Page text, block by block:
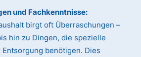
und Fachkenntnisse:
birgt oft Überraschungen –
hin zu Dingen, die spezielle
benötigen. Dies